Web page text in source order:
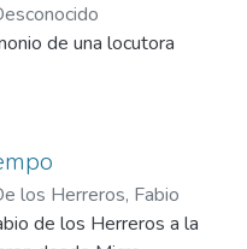
de una locutora
los Herreros, Fabio
de los Herreros a la